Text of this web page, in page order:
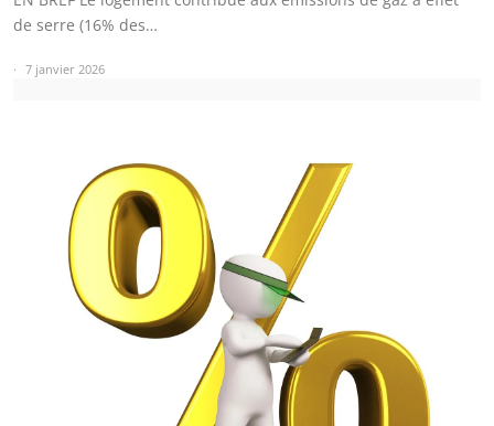
de serre (16% des…
7 janvier 2026